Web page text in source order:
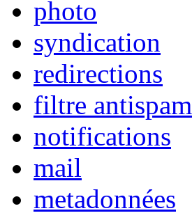
photo
syndication
redirections
filtre antispam
notifications
mail
metadonnées